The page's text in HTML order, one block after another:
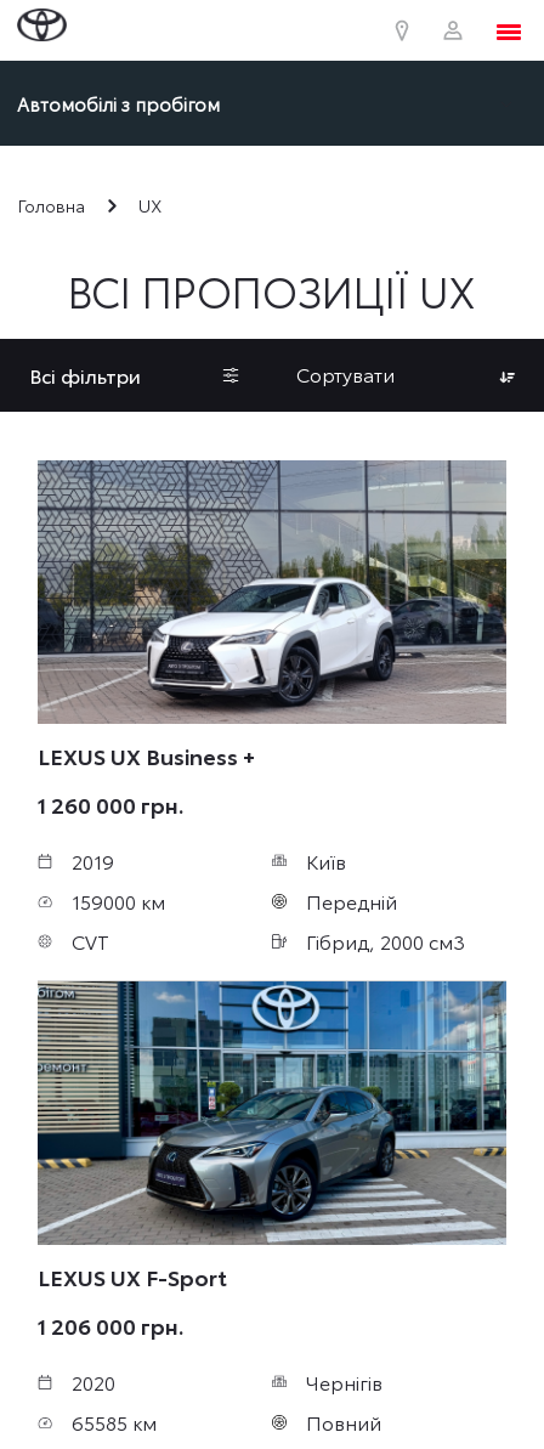
Автомобілі з пробігом
Головна UX
ВСІ ПРОПОЗИЦІЇ UX
Всі фільтри Сортувати
LEXUS UX Business +
1 260 000 грн.
2019
Київ
159000 км
Передній
CVT
Гібрид, 2000 см3
LEXUS UX F-Sport
1 206 000 грн.
2020
Чернігів
65585 км
Повний